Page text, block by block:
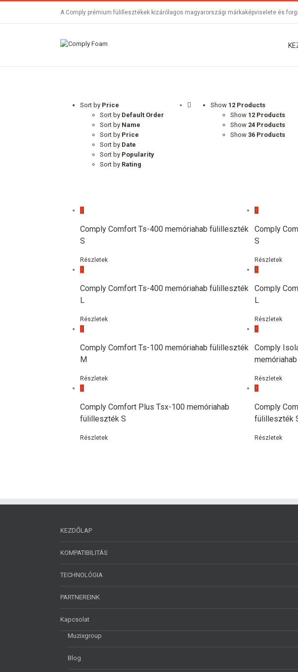
A Comply prémium fülillesztékek kizárólagos magyarországi márkaképviselete és
Sort by Price
Sort by Default Order
Sort by Name
Sort by Price
Sort by Date
Sort by Popularity
Sort by Rating
Show 12 Products
Show 12 Products
Show 24 Products
Show 36 Products
Comply Comfort Ts-400 memóriahab fülilleszték
S
Részletek
Comply
S
Részletek
Comply Comfort Ts-400 memóriahab fülilleszték
L
Részletek
Comply
L
Részletek
Comply Comfort Ts-100 memóriahab fülilleszték
M
Részletek
Comply
Részletek
Comply Comfort Plus Tsx-100 memóriahab
fülilleszték S
Részletek
Comply
fülilleszték
Részletek
KEZDŐLAP
KOMPATIBILITÁS
TECHNOLÓGIA
PARTNEREINK
Kapcsolat
Muzixgroup
Blog